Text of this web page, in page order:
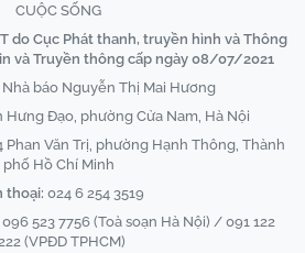
CUỘC SỐNG
do Cục Phát thanh, truyền hình và Thông
và Truyền thông cấp ngày 08/07/2021
Nhà báo Nguyễn Thị Mai Hương
Hưng Đạo, phường Cửa Nam, Hà Nội
Văn Trị, phường Hạnh Thông, Thành
phố Hồ Chí Minh
thoại: 024 6 254 3519
523 7756 (Toà soạn Hà Nội) / 091 122
(VPĐD TPHCM)